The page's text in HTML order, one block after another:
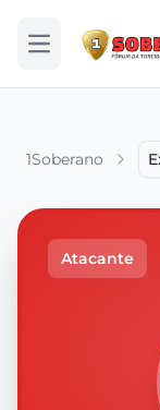
Abrir menu
1Soberano
Atacante